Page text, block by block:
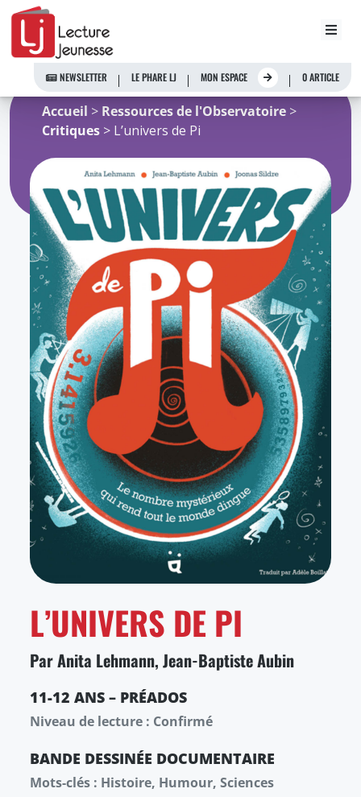
Aller
contenu
NEWSLETTER LE PHARE LJ MON ESPACE 0 ARTICLE
Accueil > Ressources de l'Observatoire >
Critiques > L’univers de Pi
L’UNIVERS DE PI
Par Anita Lehmann, Jean-Baptiste Aubin
11-12 ANS – PRÉADOS
Niveau de lecture : Confirmé
BANDE DESSINÉE DOCUMENTAIRE
Mots-clés : Histoire, Humour, Sciences